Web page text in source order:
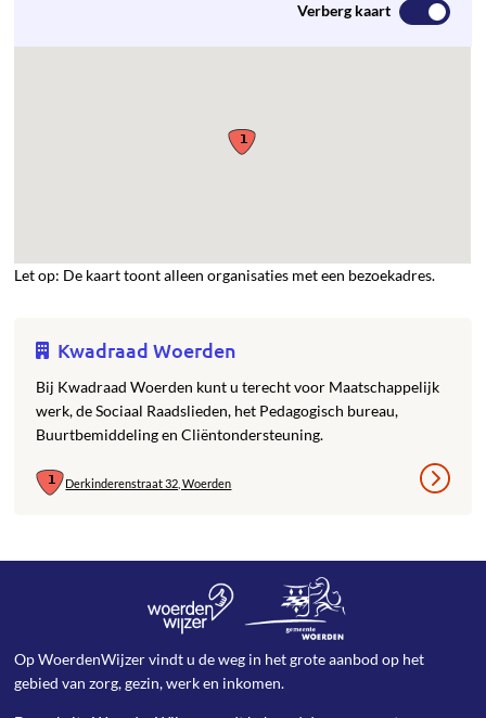
Verberg kaart
Let op: De kaart toont alleen organisaties met een bezoekadres.
Kwadraad Woerden
Bij Kwadraad Woerden kunt u terecht voor Maatschappelijk
werk, de Sociaal Raadslieden, het Pedagogisch bureau,
Buurtbemiddeling en Cliëntondersteuning.
Derkinderenstraat 32, Woerden
Op WoerdenWijzer vindt u de weg in het grote aanbod op het
gebied van zorg, gezin, werk en inkomen.